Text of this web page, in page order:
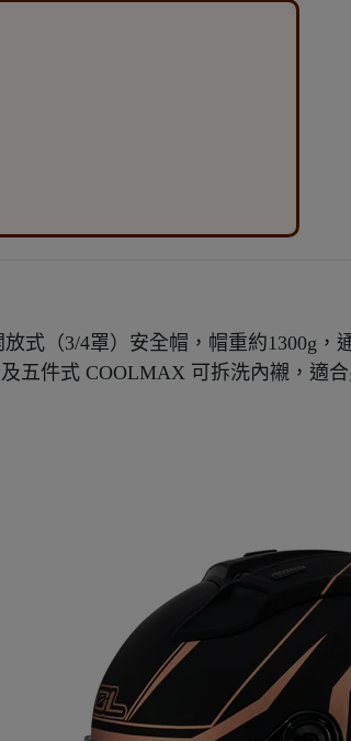
放式（3/4罩）安全帽，帽重約1300g
五件式 COOLMAX 可拆洗內襯，適合